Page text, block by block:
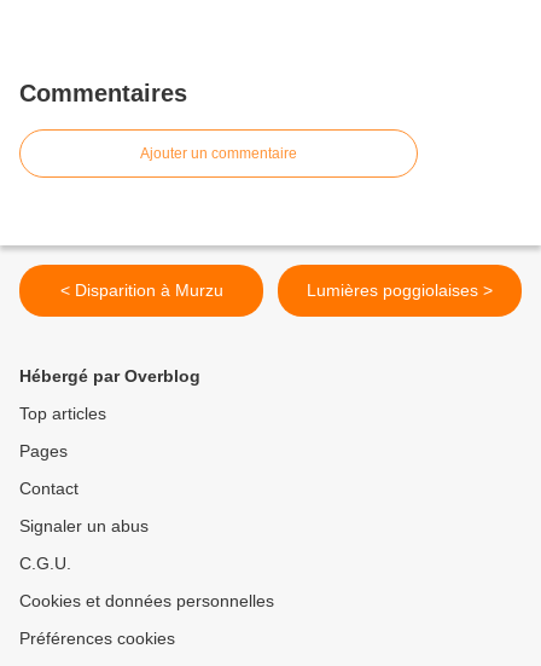
Commentaires
Ajouter un commentaire
< Disparition à Murzu Lumières poggiolaises >
Hébergé par Overblog
Top articles
Pages
Contact
Signaler un abus
C.G.U.
Cookies et données personnelles
Préférences cookies